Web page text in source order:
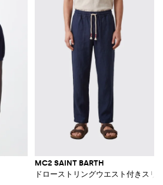
MC2 SAINT BARTH
ドローストリングウエスト付きスリ